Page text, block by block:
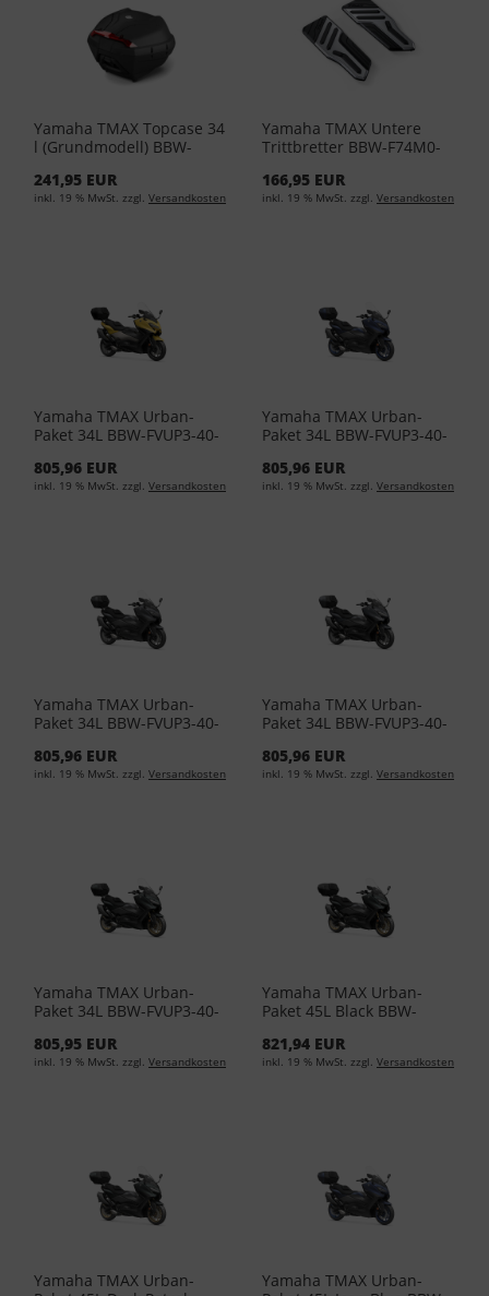
Yamaha TMAX Topcase 34
l (Grundmodell) BBW-
241,95 EUR
inkl. 19 % MwSt. zzgl. Versandkosten
Yamaha TMAX Untere
Trittbretter BBW-F74M0-
166,95 EUR
inkl. 19 % MwSt. zzgl. Versandkosten
Yamaha TMAX Urban-
Paket 34L BBW-FVUP3-40-
805,96 EUR
inkl. 19 % MwSt. zzgl. Versandkosten
Yamaha TMAX Urban-
Paket 34L BBW-FVUP3-40-
805,96 EUR
inkl. 19 % MwSt. zzgl. Versandkosten
Yamaha TMAX Urban-
Paket 34L BBW-FVUP3-40-
805,96 EUR
inkl. 19 % MwSt. zzgl. Versandkosten
Yamaha TMAX Urban-
Paket 34L BBW-FVUP3-40-
805,96 EUR
inkl. 19 % MwSt. zzgl. Versandkosten
Yamaha TMAX Urban-
Paket 34L BBW-FVUP3-40-
805,95 EUR
inkl. 19 % MwSt. zzgl. Versandkosten
Yamaha TMAX Urban-
Paket 45L Black BBW-
821,94 EUR
inkl. 19 % MwSt. zzgl. Versandkosten
Yamaha TMAX Urban-
Yamaha TMAX Urban-